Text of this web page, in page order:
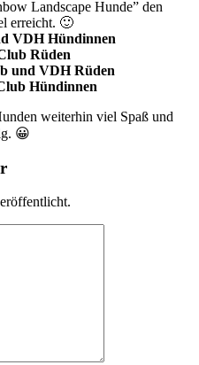
Landscape Hunde” den
erreicht. 🙂
VDH Hündinnen
Rüden
und VDH Rüden
Hündinnen
weiterhin viel Spaß und
😀